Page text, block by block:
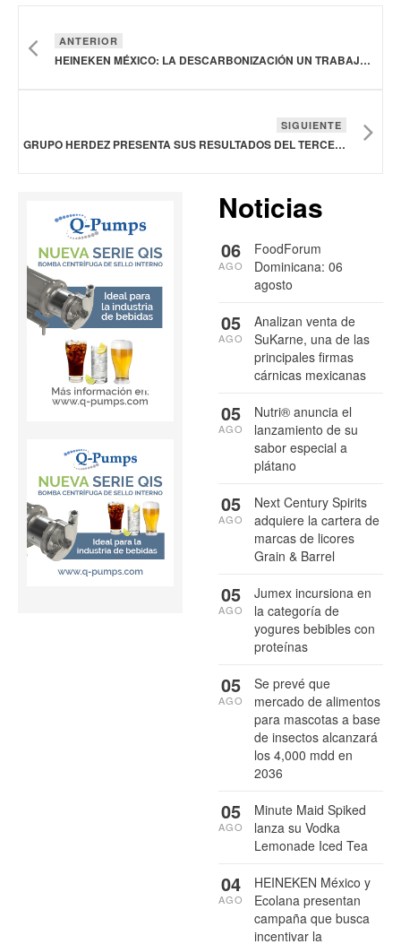
ANTERIOR
HEINEKEN MÉXICO: LA DESCARBONIZACIÓN UN TRABAJO COLABORATIVO
SIGUIENTE
GRUPO HERDEZ PRESENTA SUS RESULTADOS DEL TERCER TRIMESTRE 2025
Noticias
FoodForum
Dominicana: 06
agosto
06
AGO
Analizan venta de
SuKarne, una de las
principales firmas
cárnicas mexicanas
05
AGO
Nutri® anuncia el
lanzamiento de su
sabor especial a
plátano
05
AGO
Next Century Spirits
adquiere la cartera de
marcas de licores
Grain & Barrel
05
AGO
Jumex incursiona en
la categoría de
yogures bebibles con
proteínas
05
AGO
Se prevé que
mercado de alimentos
para mascotas a base
de insectos alcanzará
los 4,000 mdd en
2036
05
AGO
Minute Maid Spiked
lanza su Vodka
Lemonade Iced Tea
05
AGO
HEINEKEN México y
Ecolana presentan
campaña que busca
incentivar la
04
AGO